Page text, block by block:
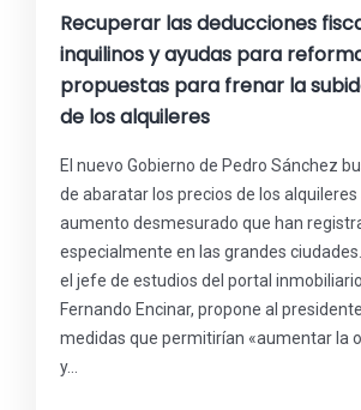
Recuperar las deducciones
inquilinos y ayudas para
propuestas para frenar la
de los alquileres
El nuevo Gobierno de Pedro Sánchez
de abaratar los precios de los alquileres
aumento desmesurado que han
especialmente en las grandes
el jefe de estudios del portal
Fernando Encinar, propone al
medidas que permitirían «aumentar la
y…